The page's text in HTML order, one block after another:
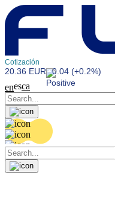
Cotización
20.36 EUR 0.04 (+0.2%)
enesca